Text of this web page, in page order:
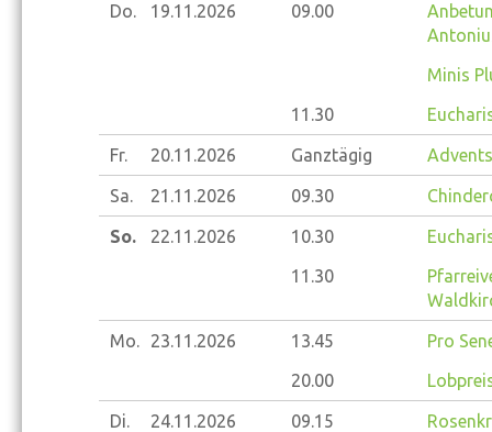
Do. 19.11.2026 09.00
Minis
11.30
Fr. 20.11.2026 Ganztägig
Sa. 21.11.2026 09.30
So. 22.11.2026 10.30
11.30
Mo. 23.11.2026 13.45
Pro
20.00
Di. 24.11.2026 09.15